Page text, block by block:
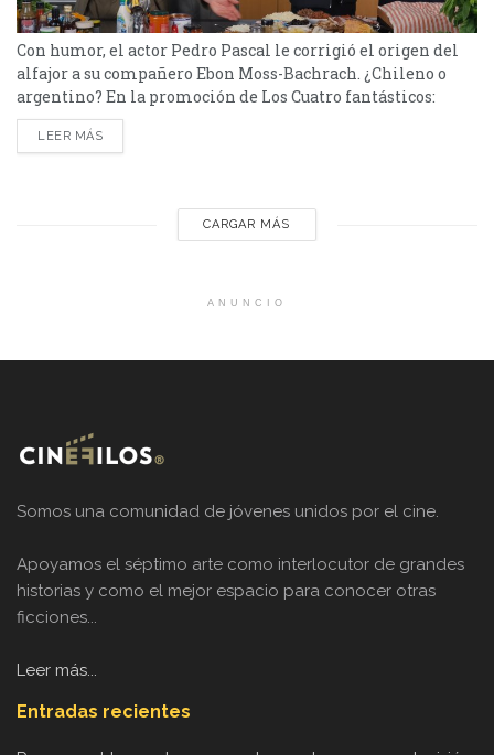
Con humor, el actor Pedro Pascal le corrigió el origen del
alfajor a su compañero Ebon Moss-Bachrach. ¿Chileno o
argentino? En la promoción de Los Cuatro fantásticos:
primeros pasos, Pedro Pascal, Ebon Moss-Bachrach, Joseph
Quinn y Vanessa Kirby; realizaron una entrevista con NY
LEER MÁS
CARGAR MÁS
ANUNCIO
Somos una comunidad de jóvenes unidos por el cine.
Apoyamos el séptimo arte como interlocutor de grandes
historias y como el mejor espacio para conocer otras
ficciones...
Leer más...
Entradas recientes